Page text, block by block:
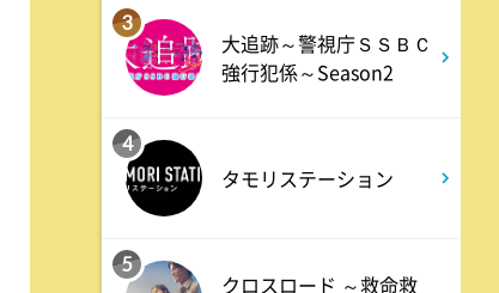
三択バトルSP
池上彰のニュースそうだったの
か!! 池上流映像ショーSP
よる 8:54
3
大追跡～警視庁ＳＳＢＣ
強行犯係～Season2
4
タモリステーション
5
クロスロード ～救命救